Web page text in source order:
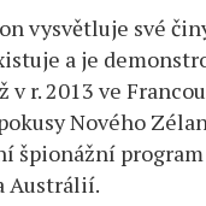
vysvětluje své
a je
v r. 2013 ve
Nového
špionážní program
Austrálií.